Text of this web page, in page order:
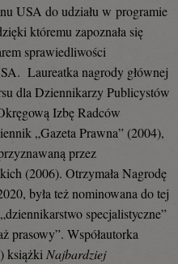
USA do udziału w programie
któremu zapoznała się
sprawiedliwości
Laureatka nagrody głównej
dla Dziennikarzy Publicystów
Izbę Radców
„Gazeta Prawna” (2004),
przez
(2006). Otrzymała Nagrodę
była też nominowana do tej
specjalistyczne”
prasowy”. Współautorka
książki Najbardziej